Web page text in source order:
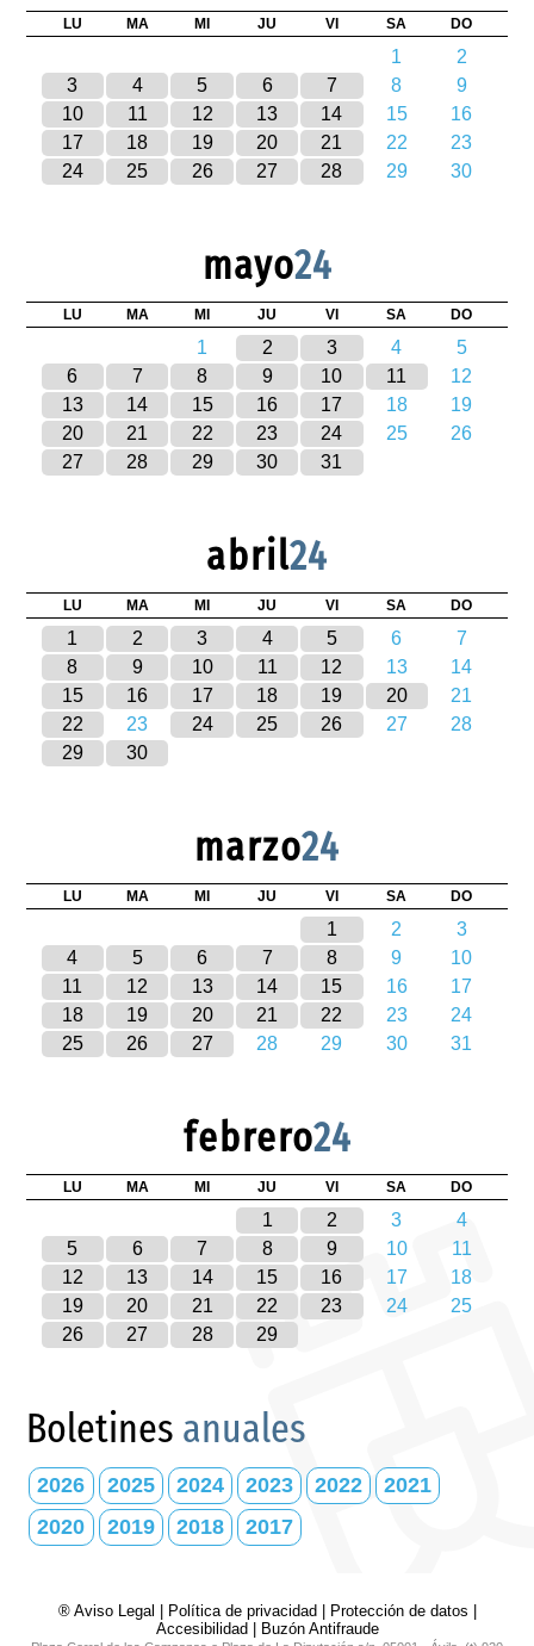
LU MA MI JU VI SA DO
1
2
3
4 5 6 7 8
9
10
11 12 13 14 15
16
17
18 19 20 21 22
23
24
25 26 27 28 29 30
mayo24
LU MA MI JU VI SA DO
1 2 3 4
5
6
7 8 9 10 11
12
13
14 15 16 17 18
19
20
21 22 23 24 25
26
27
28 29 30 31
abril24
LU MA MI JU VI SA DO
1 2 3 4 5 6
7
8
9 10 11 12 13
14
15
16 17 18 19 20
21
22
23 24 25 26 27
28
29
30
marzo24
LU MA MI JU VI SA DO
1 2
3
4
5 6 7 8 9
10
11
12 13 14 15 16
17
18
19 20 21 22 23
24
25
26 27 28 29 30 31
febrero24
LU MA MI JU VI SA DO
1 2 3
4
5
6 7 8 9 10
11
12
13 14 15 16 17
18
19
20 21 22 23 24
25
26
27 28 29
Boletines anuales
2026 2025 2024 2023 2022
2021
2020
2019 2018 2017
® Aviso Legal | Política de privacidad| Protección de datos |
Accesibilidad| Buzón Antifraude